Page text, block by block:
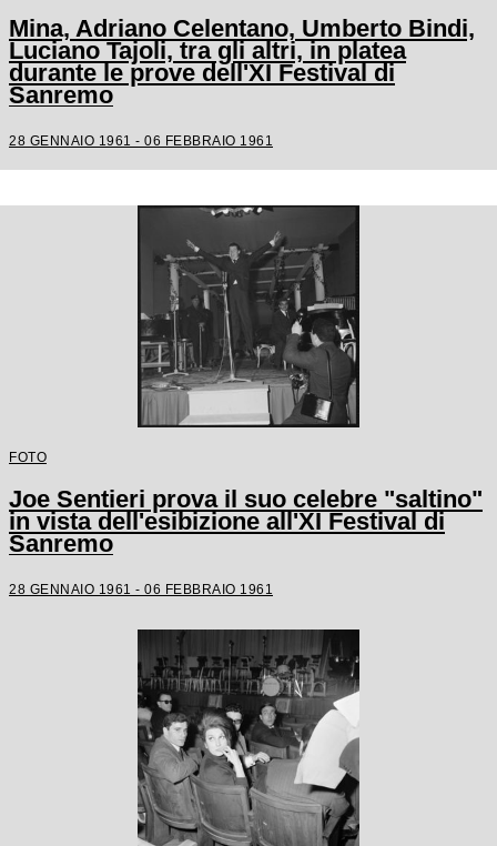
Mina, Adriano Celentano, Umberto Bindi,
Luciano Tajoli, tra gli altri, in platea
durante le prove dell'XI Festival di
Sanremo
28 GENNAIO 1961 - 06 FEBBRAIO 1961
FOTO
Joe Sentieri prova il suo celebre "saltino"
in vista dell'esibizione all'XI Festival di
Sanremo
28 GENNAIO 1961 - 06 FEBBRAIO 1961